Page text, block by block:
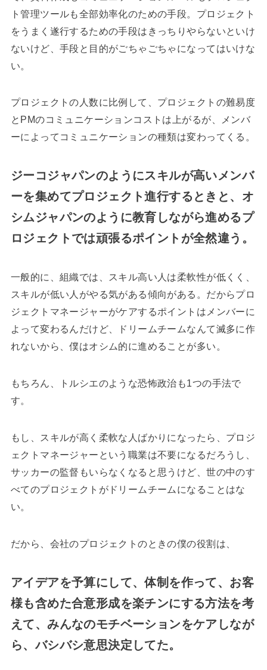
ト管理ツールも全部効率化のための手段。プロジェクト
をうまく遂行するための手段はきっちりやらないといけ
ないけど、手段と目的がごちゃごちゃになってはいけな
い。
プロジェクトの人数に比例して、プロジェクトの難易度
とPMのコミュニケーションコストは上がるが、メンバ
ーによってコミュニケーションの種類は変わってくる。
ジーコジャパンのようにスキルが高いメンバ
ーを集めてプロジェクト進行するときと、オ
シムジャパンのように教育しながら進めるプ
ロジェクトでは頑張るポイントが全然違う。
一般的に、組織では、スキル高い人は柔軟性が低くく、
スキルが低い人がやる気がある傾向がある。だからプロ
ジェクトマネージャーがケアするポイントはメンバーに
よって変わるんだけど、ドリームチームなんて滅多に作
れないから、僕はオシム的に進めることが多い。
もちろん、トルシエのような恐怖政治も1つの手法で
す。
もし、スキルが高く柔軟な人ばかりになったら、プロジ
ェクトマネージャーという職業は不要になるだろうし、
サッカーの監督もいらなくなると思うけど、世の中のす
べてのプロジェクトがドリームチームになることはな
い。
だから、会社のプロジェクトのときの僕の役割は、
アイデアを予算にして、体制を作って、お客
様も含めた合意形成を楽チンにする方法を考
えて、みんなのモチベーションをケアしなが
ら、バシバシ意思決定してた。